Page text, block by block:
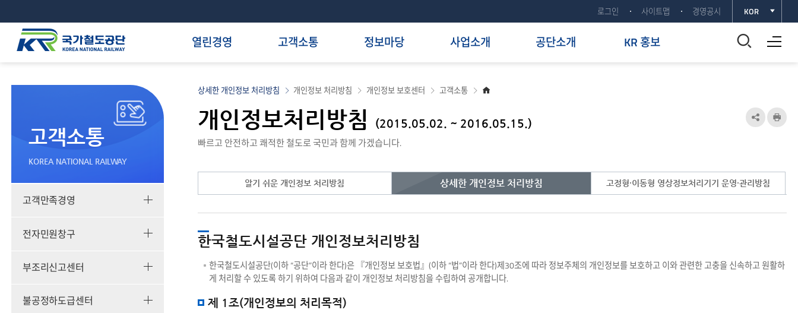
로그인 사이트맵 경영공시 KOR
열린경영 고객소통 정보마당 사업소개 공단소개 KR 홍보
통
색
열
기
전체메뉴 열기
고객소통
KOREA NATIONAL RAILWAY
고객만족경영
전자민원창구
부조리신고센터
불공정하도급센터
고객소통
개인정보 보호센터
개인정보 처리방침
상세한 개인정보 처리방침
개인정보처리방침 (2015.05.02. ~ 2016.05.15.)
빠르고 안전하고 쾌적한 철도로 국민과 함께 가겠습니다.
공
기
인
알기 쉬운 개인정보 처리방침 상세한 개인정보 처리방침 고정형·이동형 영상정보처리기기 운영·관리방침
한국철도시설공단 개인정보처리방침
한국철도시설공단(이하 “공단”이라 한다)은 『개인정보 보호법』(이하 “법”이라 한다)제30조에 따라 정보주체의 개인정보를 보호하고 이와 관련한 고충을 신속하고 원활하
게 처리할 수 있도록 하기 위하여 다음과 같이 개인정보 처리방침을 수립하여 공개합니다.
제 1조(개인정보의 처리목적)